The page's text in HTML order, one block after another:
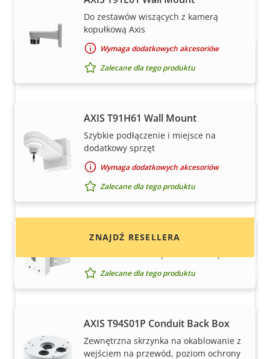
Do zestawów wiszących z kamerą
kopułkową Axis
Wymaga dodatkowych akcesoriów
Zalecane dla tego produktu
AXIS T91H61 Wall Mount
Szybkie podłączenie i miejsce na
dodatkowy sprzęt
Wymaga dodatkowych akcesoriów
Zalecane dla tego produktu
AXIS T94R01B Corner Bracket
Zalecane dla tego produktu
AXIS T94S01P Conduit Back Box
Zewnętrzna skrzynka na okablowanie z
wejściem na przewód, poziom ochrony
Chcesz kupić produkty Axis?
Znajdź resellerów, integratorów systemów
oraz instalatorów produktów i systemów Axis.
ZNAJDŹ RESELLERA